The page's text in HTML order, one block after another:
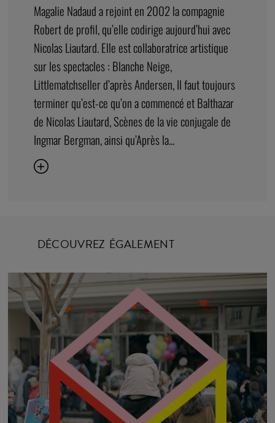
Magalie Nadaud a rejoint en 2002 la compagnie
Robert de profil, qu’elle codirige aujourd’hui avec
Nicolas Liautard. Elle est collaboratrice artistique
sur les spectacles : Blanche Neige,
Littlematchseller d’après Andersen, Il faut toujours
terminer qu’est-ce qu’on a commencé et Balthazar
de Nicolas Liautard, Scènes de la vie conjugale de
Ingmar Bergman, ainsi qu’Après la...
DÉCOUVREZ ÉGALEMENT